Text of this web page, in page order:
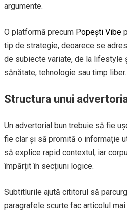
argumente.
O platformă precum Popești Vibe
tip de strategie, deoarece se
de subiecte variate, de la lifestyle
sănătate, tehnologie sau timp liber.
Structura unui
Un advertorial bun trebuie să fie
fie clar și să promită o informație
să explice rapid contextul, iar
împărțit în secțiuni logice.
Subtitlurile ajută cititorul să
paragrafele scurte fac articolul